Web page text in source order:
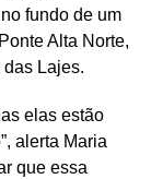
fundo de um
Alta Norte,
Lajes.
elas estão
alerta Maria
que essa